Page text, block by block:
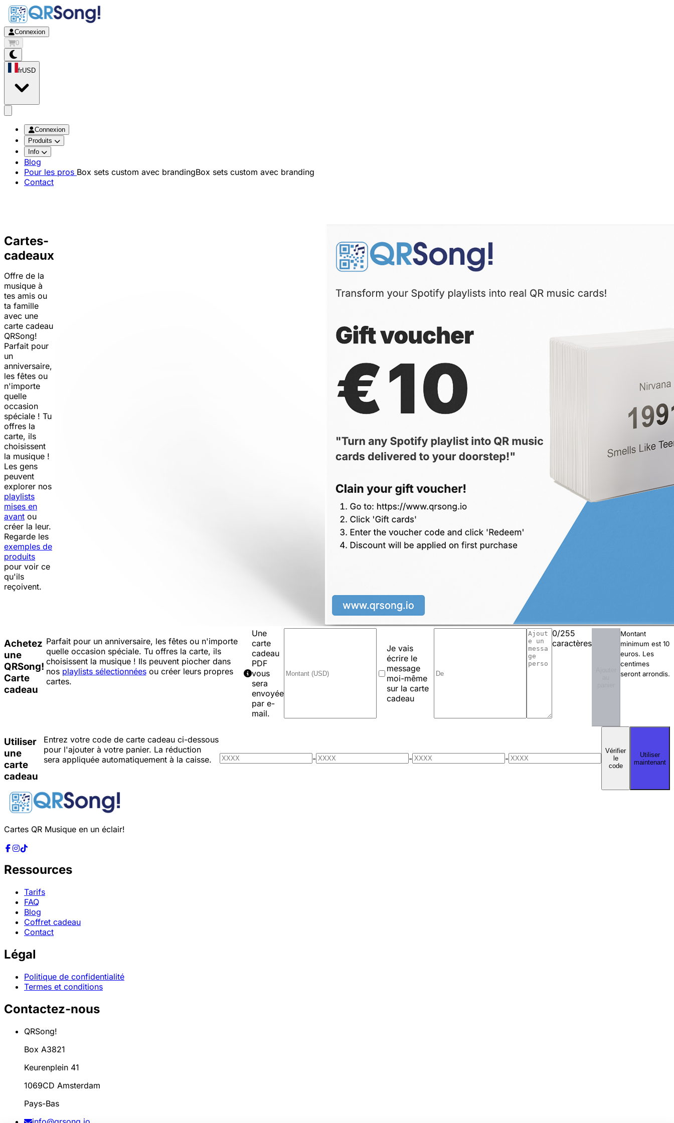
Connexion
0
frUSD
Connexion
Produits
Info
Blog
Pour les pros Box sets custom avec brandingBox sets custom avec branding
Contact
Cartes-
cadeaux
Offre de la
musique à
tes amis ou
ta famille
avec une
carte cadeau
QRSong!
Parfait pour
un
anniversaire,
les fêtes ou
n'importe
quelle
occasion
spéciale ! Tu
offres la
carte, ils
choisissent
la musique !
Les gens
peuvent
explorer nos
playlists
mises en
avant ou
créer la leur.
Regarde les
exemples de
produits
pour voir ce
qu'ils
reçoivent.
Achetez
une
QRSong!
Carte
cadeau
Parfait pour un anniversaire, les fêtes ou n'importe
quelle occasion spéciale. Tu offres la carte, ils
choisissent la musique ! Ils peuvent piocher dans
nos playlists sélectionnéesou créer leurs propres
cartes.
Une
carte
cadeau
PDF
vous
sera
envoyée
par e-
mail.
Je vais
écrire le
message
moi-même
sur la carte
cadeau
0/255
caractères
Montant
minimum est 10
euros. Les
centimes
seront arrondis.
Utiliser
une
carte
cadeau
Entrez votre code de carte cadeau ci-dessous
pour l'ajouter à votre panier. La réduction
sera appliquée automatiquement à la caisse.
- - -
Vérifier
le
code
Utiliser
maintenant
Cartes QR Musique en un éclair!
Ressources
Tarifs
FAQ
Blog
Coffret cadeau
Contact
Légal
Politique de confidentialité
Termes et conditions
Contactez-nous
QRSong!
Box A3821
Keurenplein 41
1069CD Amsterdam
Pays-Bas